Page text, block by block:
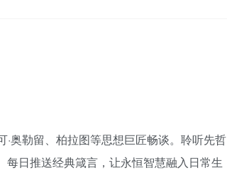
奥勒留、柏拉图等思想巨匠畅谈。聆听先哲
日推送经典箴言，让永恒智慧融入日常生